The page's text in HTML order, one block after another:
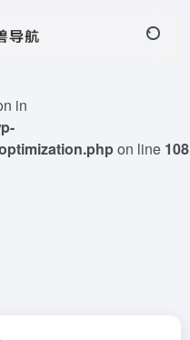
in
on line 108